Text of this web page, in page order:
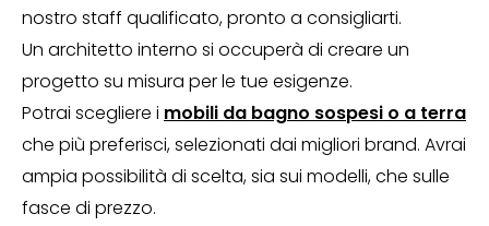
nostro staff qualificato, pronto a consigliarti.
Un architetto interno si occuperà di creare un
progetto su misura per le tue esigenze.
Potrai scegliere i mobili da bagno sospesi o a terra
che più preferisci, selezionati dai migliori brand. Avrai
ampia possibilità di scelta, sia sui modelli, che sulle
fasce di prezzo.